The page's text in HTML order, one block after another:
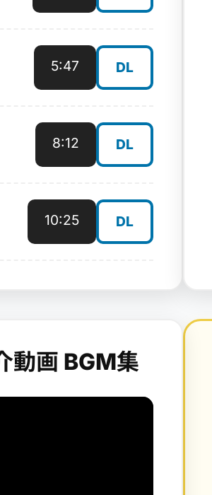
5:47 DL
8:12 DL
10:25 DL
動画 BGM集